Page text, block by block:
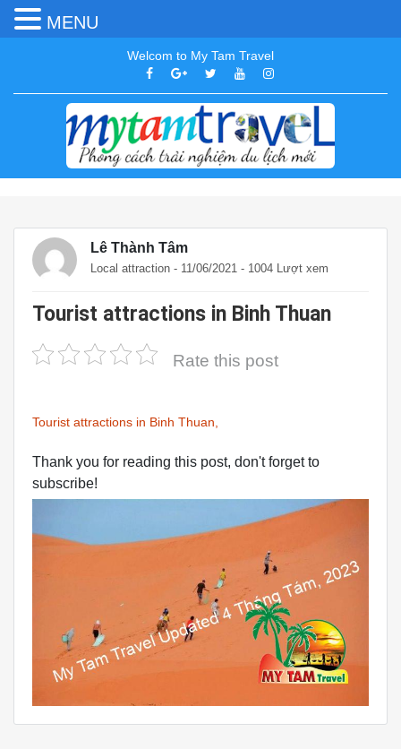
Welcom to My Tam Travel
Lê Thành Tâm
Local attraction - 11/06/2021 - 1004 Lượt xem
Tourist attractions in Binh Thuan
Rate this post
Tourist attractions in Binh Thuan,
Thank you for reading this post, don't forget to
subscribe!
MENU